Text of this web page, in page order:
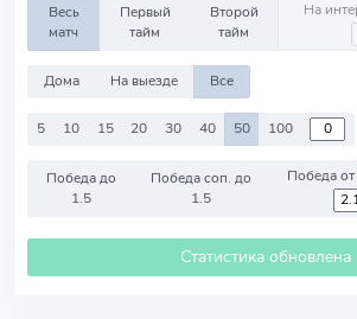
Весь
матч
Первый
тайм
Второй
тайм
Дома На выезде Все
5 10 15 20 30 40 50 100
Победа до
1.5
Победа соп. до
1.5
Победа от
Статистика обновлена